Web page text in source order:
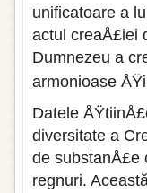
unificatoare a
actul creaÅ£iei
Dumnezeu a
armonioase
Datele
diversitate a
de substanÅ£e
regnuri.